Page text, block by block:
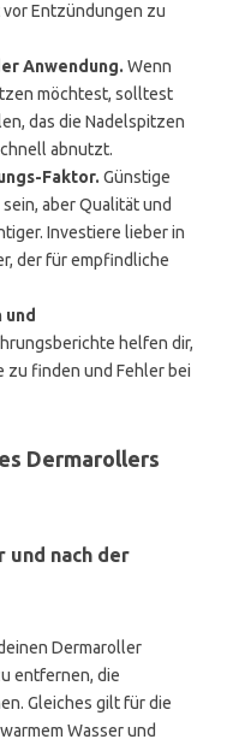
Entzündungen zu
Anwendung. Wenn
möchtest, solltest
das die Nadelspitzen
abnutzt.
Faktor. Günstige
aber Qualität und
Investiere lieber in
der für empfindliche
und
helfen dir,
zu finden und Fehler bei
Dermarollers
und nach der
Dermaroller
entfernen, die
Gleiches gilt für die
Wasser und